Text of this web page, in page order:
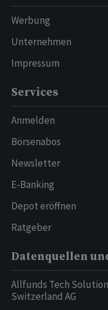
Werbung
Unternehmen
Impressum
Services
Anmelden
Börsenabos
Newsletter
E-Banking
Depot eröffnen
Ratgeber
Datenquellen
Allfunds Tech
Switzerland AG